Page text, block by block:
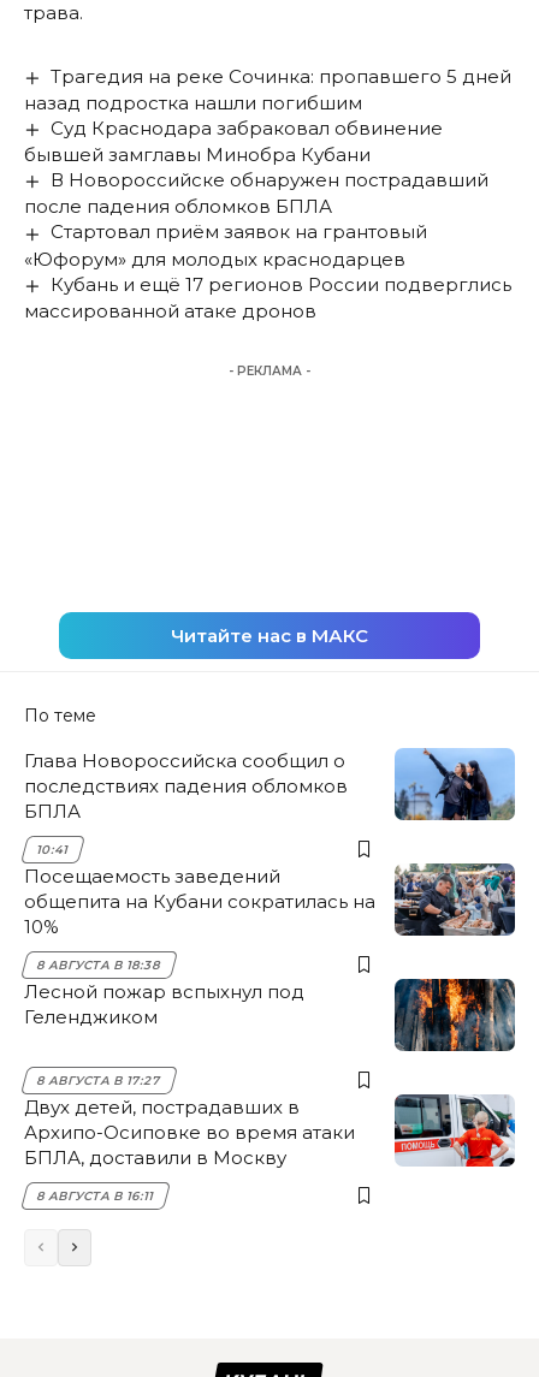
трава.
Трагедия на реке Сочинка: пропавшего 5 дней
назад подростка нашли погибшим
Суд Краснодара забраковал обвинение
бывшей замглавы Минобра Кубани
В Новороссийске обнаружен пострадавший
после падения обломков БПЛА
Стартовал приём заявок на грантовый
«Юфорум» для молодых краснодарцев
Кубань и ещё 17 регионов России подверглись
массированной атаке дронов
- РЕКЛАМА -
Читайте нас в МАКС
По теме
Глава Новороссийска сообщил о
последствиях падения обломков
БПЛА
10:41
Посещаемость заведений
общепита на Кубани сократилась на
10%
8 АВГУСТА В 18:38
Лесной пожар вспыхнул под
Геленджиком
8 АВГУСТА В 17:27
Двух детей, пострадавших в
Архипо-Осиповке во время атаки
БПЛА, доставили в Москву
8 АВГУСТА В 16:11